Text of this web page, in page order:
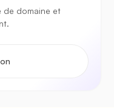
de domaine et